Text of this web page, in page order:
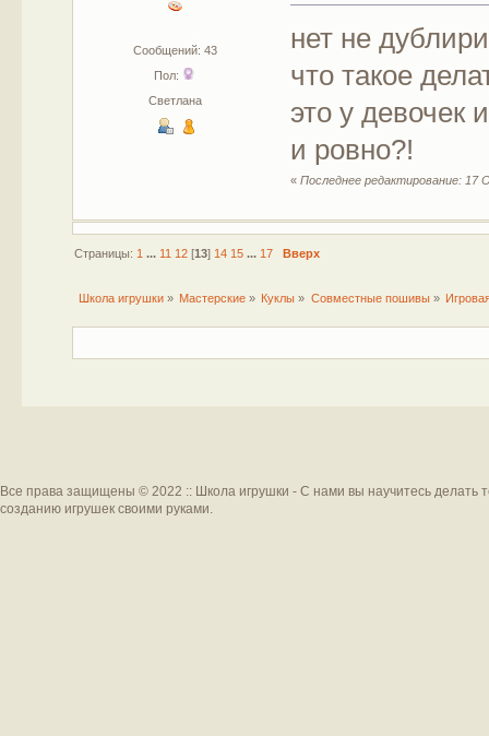
Сообщений: 43
Пол:
Светлана
нет не
что такое
это у девочек
и ровно?!
«Последнее редактирование: 17
Страницы: 1 ... 11 12[13] 14 15 ... 17 Вверх
Школа игрушки» Мастерские » Куклы » Совместные пошивы»
Все права защищены © 2022 :: Школа игрушки - С нами вы научитесь делать
созданию игрушек своими руками.